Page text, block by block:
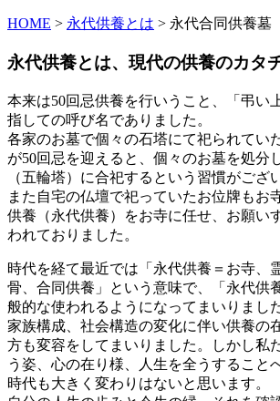
HOME > 永代供養とは > 永代合同供養墓
永代供養とは、現代の供養のカタ
本来は50回忌供養を行いうこと、「弔い
指しての呼び名でありました。
各家のお墓で個々の石塔にて祀られてい
が50回忌を迎えると、個々のお墓を処分
（五輪塔）に合祀するという習慣がござ
また自宅の仏壇で祀っていたお位牌もお
供養（永代供養）をお寺に任せ、お願い
われておりました。
時代を経て最近では「永代供養＝お寺、
骨、合同供養」という意味で、「永代供
般的な使われるようになってまいりました
家族構成、社会構造の変化に伴い供養の
方も変容をしてまいりました。しかし私
う姿、心の在り様、人生を全うすること
時代も大きく変わりはないと思います。